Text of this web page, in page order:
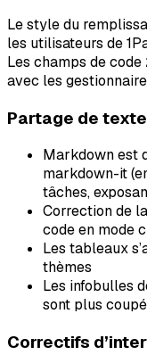
Le style du
les utilisateurs de
Les champs de
avec les
Partage de texte
Markdown est
markdown-it
tâches,
Correction de
code en mode
Les tableaux
thèmes
Les infobulles
sont plus
Correctifs